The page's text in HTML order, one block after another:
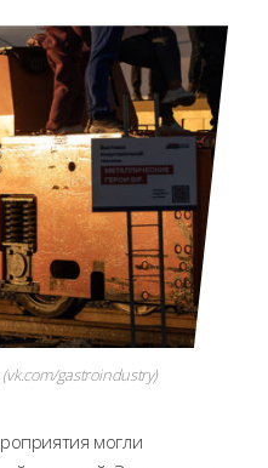
gastroindustry)
могли